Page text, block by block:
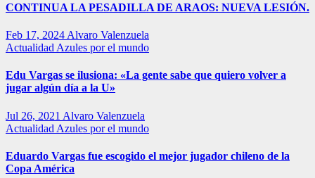
CONTINUA LA PESADILLA DE ARAOS: NUEVA LESIÓN.
Feb 17, 2024 Alvaro Valenzuela
Actualidad Azules por el mundo
Edu Vargas se ilusiona: «La gente sabe que quiero volver a
jugar algún día a la U»
Jul 26, 2021 Alvaro Valenzuela
Actualidad Azules por el mundo
Eduardo Vargas fue escogido el mejor jugador chileno de la
Copa América